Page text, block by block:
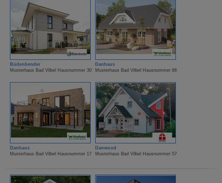
Büdenbender
Musterhaus Bad Vilbel Hausnummer 30
Danhaus
Musterhaus Bad Vilbel Hausnummer 66
Danhaus
Musterhaus Bad Vilbel Hausnummer 17
Danwood
Musterhaus Bad Vilbel Hausnummer 57